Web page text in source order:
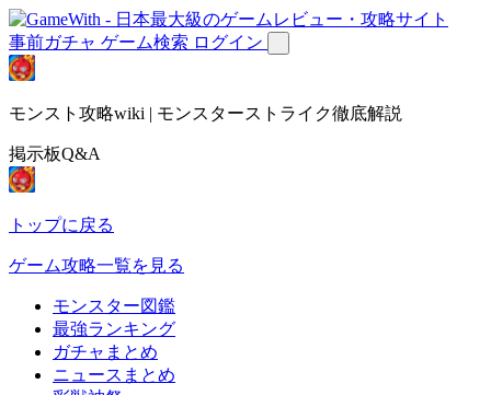
事前ガチャ ゲーム検索 ログイン
モンスト攻略wiki | モンスターストライク徹底解説
掲示板Q&A
トップに戻る
ゲーム攻略一覧を見る
モンスター図鑑
最強ランキング
ガチャまとめ
ニュースまとめ